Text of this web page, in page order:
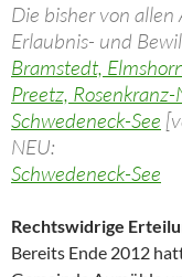
Die bisher von
Erlaubnis- und
Bramstedt,
Preetz,
Schwedeneck-See
NEU:
Schwedeneck-See
Rechtswidrige
Bereits Ende 2012